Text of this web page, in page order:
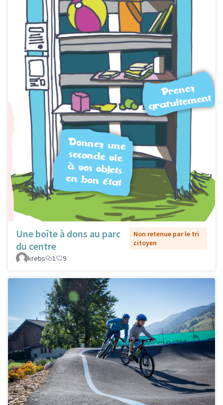
Une boîte à dons au parc
du centre
Non retenue par le tri
citoyen
krebs
1 9